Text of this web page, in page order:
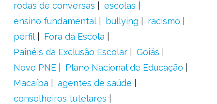
rodas de conversas
escolas
ensino fundamental
bullying
racismo
perfil
Fora da Escola
Painéis da Exclusão Escolar
Goiás
Novo PNE
Plano Nacional de Educação
Macaíba
agentes de saúde
conselheiros tutelares